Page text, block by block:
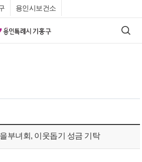
용인시보건소
검색
부녀회, 이웃돕기 성금 기탁